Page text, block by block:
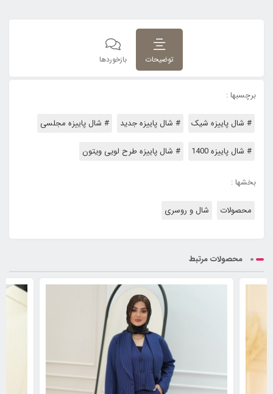
توضیحات بازخوردها
برچسبها :
# شال پاییزه شیک # شال پاییزه جدید # شال پاییزه مجلسی
# شال پاییزه 1400 # شال پاییزه طرح لویی ویتون
بخشها :
محصولات شال و روسری
محصولات مرتبط